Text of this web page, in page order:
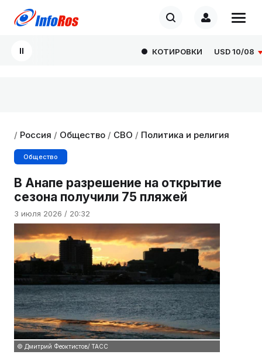
КОТИРОВКИ USD10/08
/ Россия / Общество / СВО / Политика и религия
Общество
В Анапе разрешение на открытие
сезона получили 75 пляжей
3 июля 2026 / 20:32
© Дмитрий Феоктистов/ ТАСС